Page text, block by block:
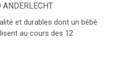
et durables dont un bébé
au cours des 12